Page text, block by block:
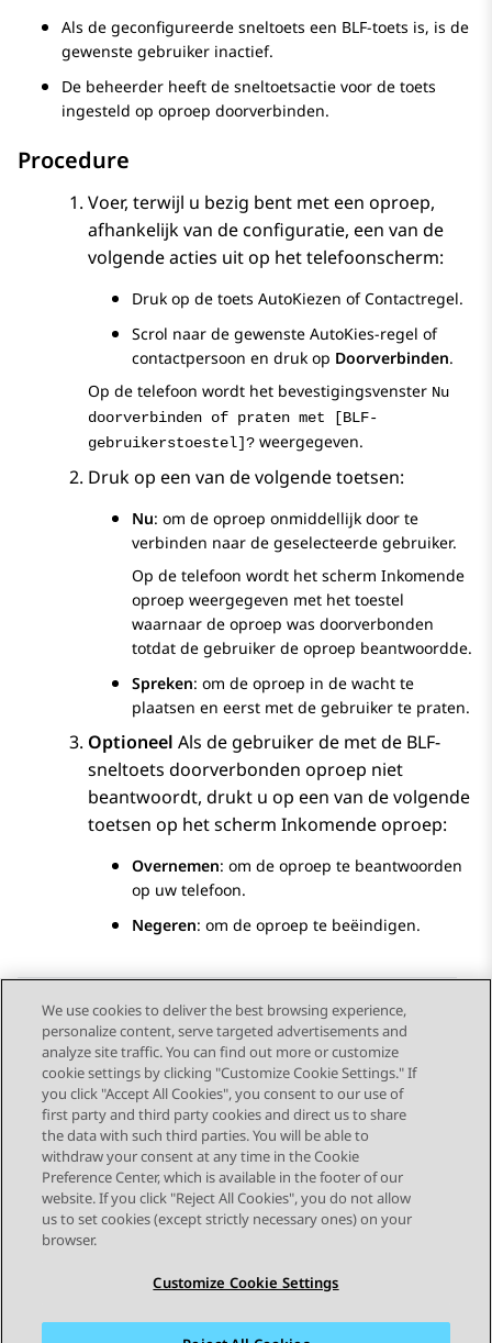
Als de geconfigureerde sneltoets een BLF-toets is, is de
gewenste gebruiker inactief.
De beheerder heeft de sneltoetsactie voor de toets
ingesteld op oproep doorverbinden.
Procedure
Voer, terwijl u bezig bent met een oproep,
afhankelijk van de configuratie, een van de
volgende acties uit op hettelefoonscherm:
Druk op de toets AutoKiezen of Contactregel.
Scrol naar de gewenste AutoKies-regel of
contactpersoon en druk op Doorverbinden.
Op de telefoon wordt het bevestigingsvenster Nu
doorverbinden of praten met [BLF-
gebruikerstoestel]? weergegeven.
Druk op een van de volgende toetsen:
Nu: om de oproep onmiddellijk door te
verbinden naar de geselecteerde gebruiker.
Op de telefoon wordt het scherm Inkomende
oproep weergegeven met het toestel
waarnaar de oproep was doorverbonden
totdat de gebruiker de oproep beantwoordde.
Spreken: om de oproep in de wacht te
plaatsen en eerst met de gebruiker te praten.
Optioneel Als de gebruiker de met de BLF-
sneltoets doorverbonden oproep niet
beantwoordt, drukt u op een van de volgende
toetsen op het scherm Inkomende oproep:
Overnemen: om de oproep te beantwoorden
op uw telefoon.
Negeren: om de oproep te beëindigen.
Send Feedback
Topic navigation
Vorig onderwerp Volgend onderwerp
STAY CONNECTED
We use cookies to deliver the best browsing experience,
personalize content, serve targeted advertisements and
analyze site traffic. You can find out more or customize
cookie settings by clicking "Customize Cookie Settings." If
you click "Accept All Cookies", you consent to our use of
first party and third party cookies and direct us to share
the data with such third parties. You will be able to
withdraw your consent at any time in the Cookie
Preference Center, which is available in the footer of our
website. If you click "Reject All Cookies", you do not allow
us to set cookies (except strictly necessary ones) on your
browser.
Customize Cookie Settings